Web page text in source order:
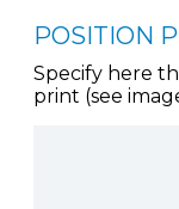
POSITION
Specify here
print (see